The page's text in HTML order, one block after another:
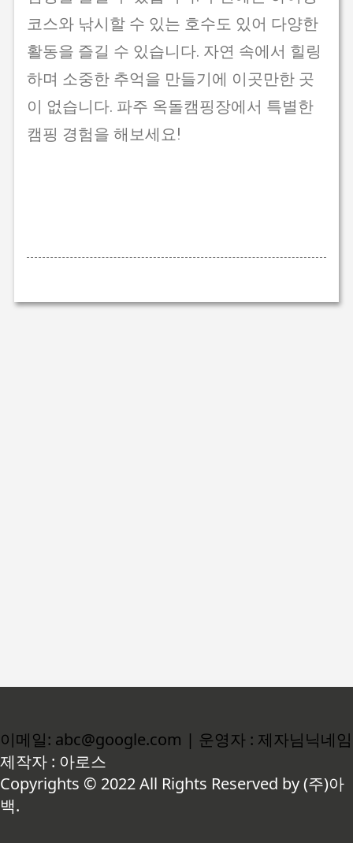
코스와 낚시할 수 있는 호수도 있어 다양한
활동을 즐길 수 있습니다. 자연 속에서 힐링
하며 소중한 추억을 만들기에 이곳만한 곳
이 없습니다. 파주 옥돌캠핑장에서 특별한
캠핑 경험을 해보세요!
이메일: abc@google.com | 운영자 : 제자님닉네임
제작자 : 아로스
Copyrights © 2022 All Rights Reserved by (주)아
백.